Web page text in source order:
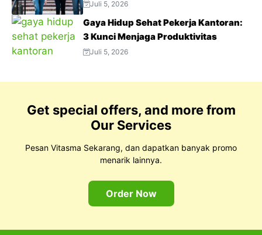
Tetap Optimal di Tengah Aktivitas
Juli 5, 2026
Gaya Hidup Sehat Pekerja Kantoran:
3 Kunci Menjaga Produktivitas
Juli 5, 2026
Get special offers, and more from
Our Services
Pesan Vitasma Sekarang, dan dapatkan banyak promo
menarik lainnya.
Order Now